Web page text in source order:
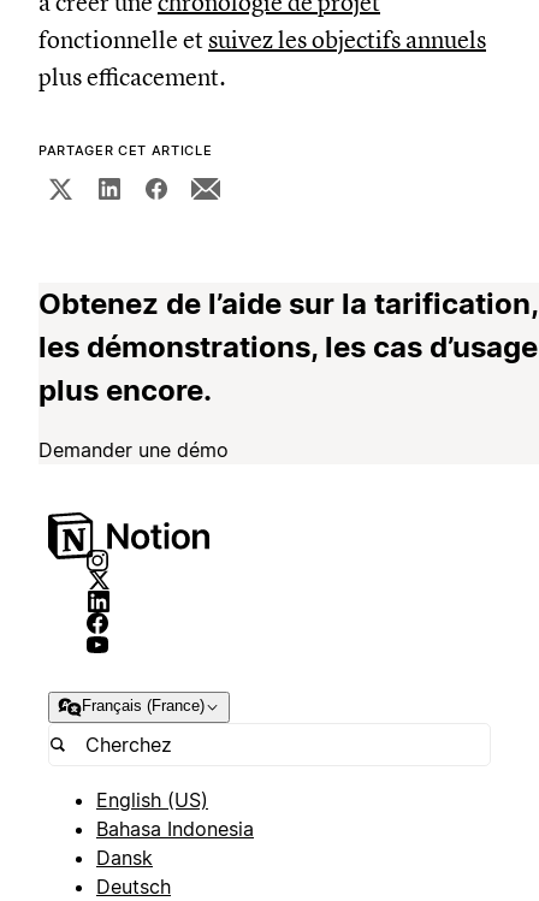
fonctionnelle et suivez les objectifs annuels
plus efficacement.
PARTAGER CET ARTICLE
Obtenez de l’aide sur la tarification,
les démonstrations, les cas
plus encore.
Demander une démo
Français (France)
English (US)
Bahasa Indonesia
Dansk
Deutsch